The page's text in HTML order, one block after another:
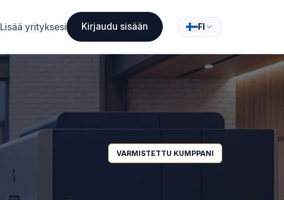
Lisää yrityksesi Kirjaudu sisään FI
VARMISTETTU KUMPPANI